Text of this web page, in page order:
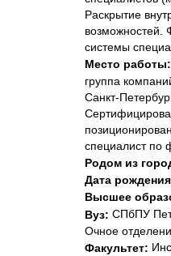
Раскрытие
системы
Место работы:
группа
Санкт-
специалист по
Родом из
Дата
Высшее
Вуз: СПбПУ
Очное
Факультет: